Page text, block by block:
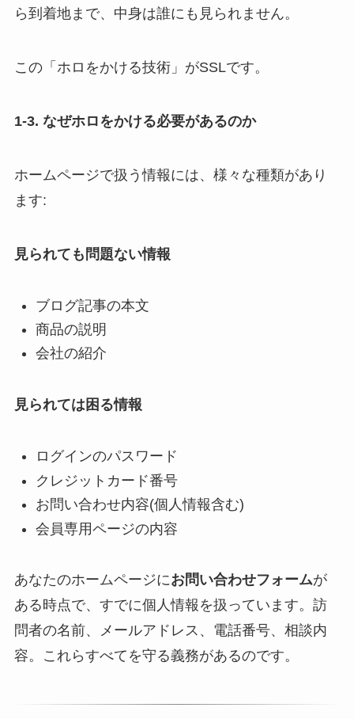
ら到着地まで、中身は誰にも見られません。
この「ホロをかける技術」がSSLです。
1-3. なぜホロをかける必要があるのか
ホームページで扱う情報には、様々な種類があり
ます:
見られても問題ない情報
ブログ記事の本文
商品の説明
会社の紹介
見られては困る情報
ログインのパスワード
クレジットカード番号
お問い合わせ内容(個人情報含む)
会員専用ページの内容
あなたのホームページにお問い合わせフォームが
ある時点で、すでに個人情報を扱っています。訪
問者の名前、メールアドレス、電話番号、相談内
容。これらすべてを守る義務があるのです。